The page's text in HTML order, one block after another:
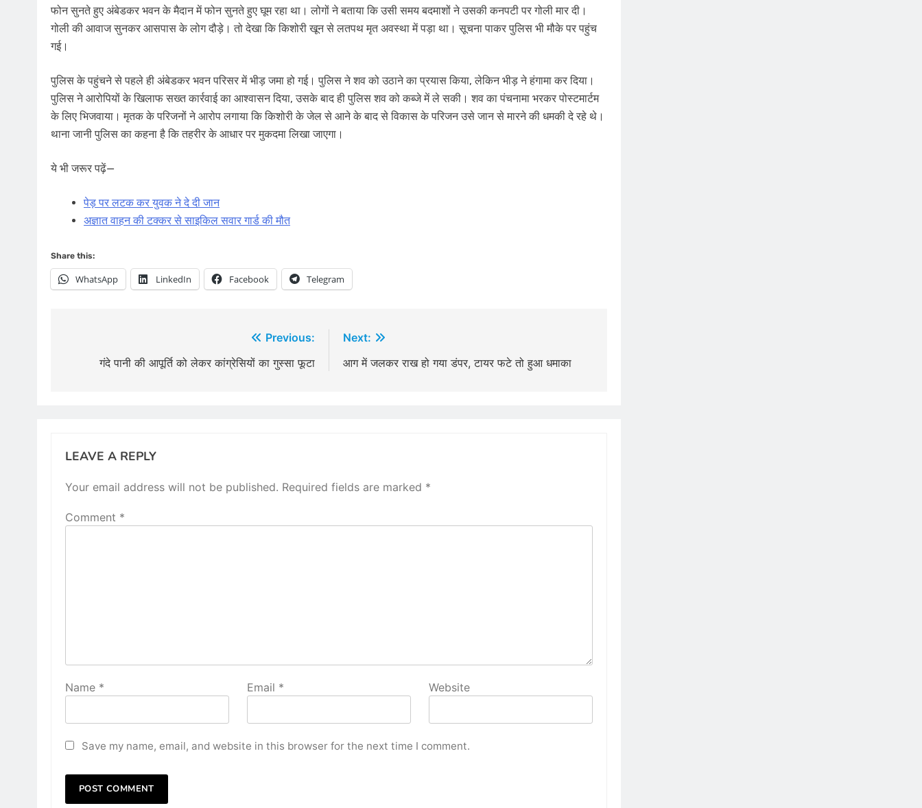
फोन सुनते हुए अंबेडकर भवन के मैदान में फोन सुनते हुए घूम रहा था। लोगों ने बताया कि उसी समय बदमाशों ने उसकी कनपटी पर गोली मार दी।
गोली की आवाज सुनकर आसपास के लोग दौड़े। तो देखा कि किशोरी खून से लतपथ मृत अवस्था में पड़ा था। सूचना पाकर पुलिस भी मौके पर पहुंच
गई।
पुलिस के पहुंचने से पहले ही अंबेडकर भवन परिसर में भीड़ जमा हो गई। पुलिस ने शव को उठाने का प्रयास किया, लेकिन भीड़ ने हंगामा कर दिया।
पुलिस ने आरोपियों के ​खिलाफ सख्त कार्रवाई का आश्वासन दिया, उसके बाद ही पुलिस शव को कब्जे में ले सकी। शव का पंचनामा भरकर पोस्टमार्टम
के लिए ​भिजवाया। मृतक के परिजनों ने आरोप लगाया कि किशोरी के जेल से आने के बाद से विकास के परिजन उसे जान से मारने की धमकी दे रहे थे।
थाना जानी पुलिस का कहना है कि तहरीर के आधार पर मुकदमा लिखा जाएगा।
ये भी जरूर पढ़ें—
पेड़ पर लटक कर युवक ने दे दी जान
अज्ञात वाहन की टक्कर से साइकिल सवार गार्ड की मौत
Share this:
WhatsApp LinkedIn Facebook Telegram
navigation
Previous:
गंदे पानी की आपूर्ति को लेकर कांग्रेसियों का गुस्सा फूटा
Next:
आग में जलकर राख हो गया डंपर, टायर फटे तो हुआ धमाका
LEAVE A REPLY
Your email address will not be published. Required fields are marked *
Comment *
Name * Email * Website
Save my name, email, and website in this browser for the next time I comment.